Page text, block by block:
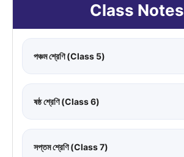
Class Notes
পঞ্চম শ্রেণি (Class 5)
ষষ্ঠ শ্রেণি (Class 6)
সপ্তম শ্রেণি (Class 7)